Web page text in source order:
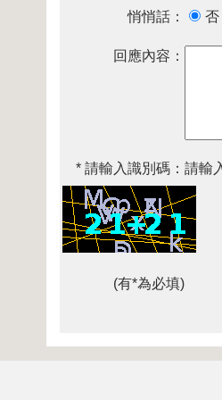
悄悄話： 否
回應內容：
* 請輸入識別碼： 請輸
(有*為必填)